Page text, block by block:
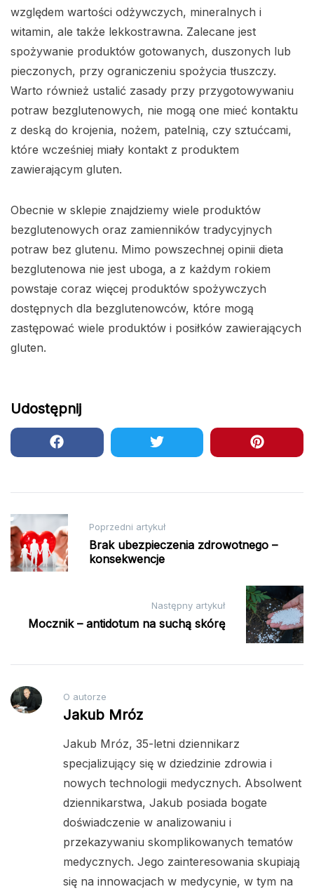
względem wartości odżywczych, mineralnych i
witamin, ale także lekkostrawna. Zalecane jest
spożywanie produktów gotowanych, duszonych lub
pieczonych, przy ograniczeniu spożycia tłuszczy.
Warto również ustalić zasady przy przygotowywaniu
potraw bezglutenowych, nie mogą one mieć kontaktu
z deską do krojenia, nożem, patelnią, czy sztućcami,
które wcześniej miały kontakt z produktem
zawierającym gluten.
Obecnie w sklepie znajdziemy wiele produktów
bezglutenowych oraz zamienników tradycyjnych
potraw bez glutenu. Mimo powszechnej opinii dieta
bezglutenowa nie jest uboga, a z każdym rokiem
powstaje coraz więcej produktów spożywczych
dostępnych dla bezglutenowców, które mogą
zastępować wiele produktów i posiłków zawierających
gluten.
Udostępnij
Nawigacja
wpisu
Poprzedni artykuł
Brak ubezpieczenia zdrowotnego –
konsekwencje
Następny artykuł
Mocznik – antidotum na suchą skórę
O autorze
Jakub Mróz
Jakub Mróz, 35-letni dziennikarz
specjalizujący się w dziedzinie zdrowia i
nowych technologii medycznych. Absolwent
dziennikarstwa, Jakub posiada bogate
doświadczenie w analizowaniu i
przekazywaniu skomplikowanych tematów
medycznych. Jego zainteresowania skupiają
się na innowacjach w medycynie, w tym na